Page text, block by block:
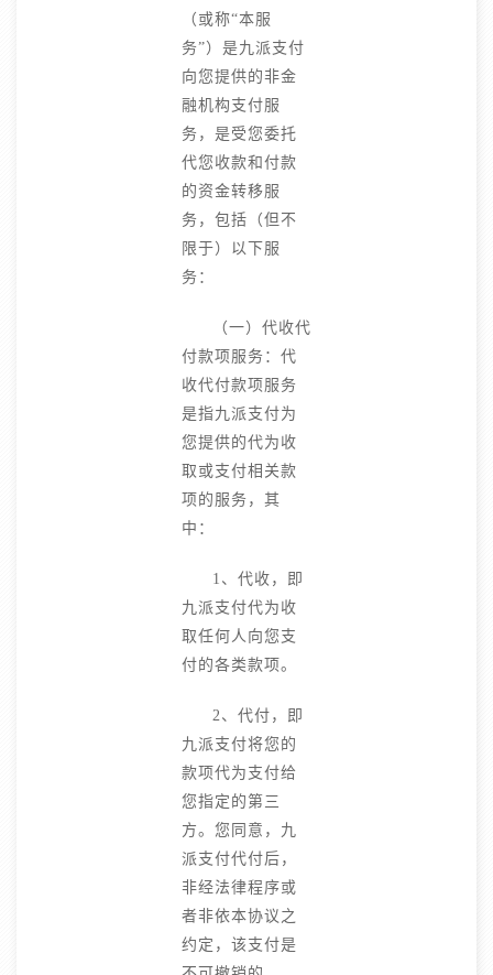
（或称“本服
务”）是九派支付
向您提供的非金
融机构支付服
务，是受您委托
代您收款和付款
的资金转移服
务，包括（但不
限于）以下服
务：
（一）代收代
付款项服务：代
收代付款项服务
是指九派支付为
您提供的代为收
取或支付相关款
项的服务，其
中：
1、代收，即
九派支付代为收
取任何人向您支
付的各类款项。
2、代付，即
九派支付将您的
款项代为支付给
您指定的第三
方。您同意，九
派支付代付后，
非经法律程序或
者非依本协议之
约定，该支付是